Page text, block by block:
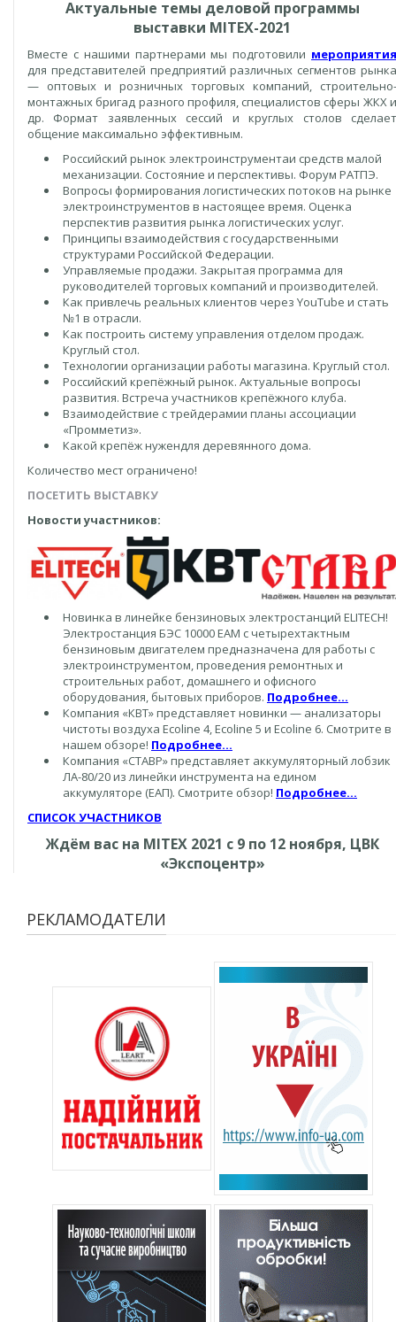
Актуальные темы деловой программы
выставки MITEX-2021
Вместе с нашими партнерами мы подготовили мероприятия
для представителей предприятий различных сегментов рынка
— оптовых и розничных торговых компаний, строительно-
монтажных бригад разного профиля, специалистов сферы ЖКХ и
др. Формат заявленных сессий и круглых столов сделает
общение максимально эффективным.
Российский рынок электроинструментаи средств малой
механизации. Состояние и перспективы. Форум РАТПЭ.
Вопросы формирования логистических потоков на рынке
электроинструментов в настоящее время. Оценка
перспектив развития рынка логистических услуг.
Принципы взаимодействия с государственными
структурами Российской Федерации.
Управляемые продажи. Закрытая программа для
руководителей торговых компаний и производителей.
Как привлечь реальных клиентов через YouTube и стать
№1 в отрасли.
Как построить систему управления отделом продаж.
Круглый стол.
Технологии организации работы магазина. Круглый стол.
Российский крепёжный рынок. Актуальные вопросы
развития. Встреча участников крепёжного клуба.
Взаимодействие с трейдерамии планы ассоциации
«Промметиз».
Какой крепёж нужендля деревянного дома.
Количество мест ограничено!
ПОСЕТИТЬ ВЫСТАВКУ
Новости участников:
Новинка в линейке бензиновых электростанций ELITECH!
Электростанция БЭС 10000 ЕАМ с четырехтактным
бензиновым двигателем предназначена для работы с
электроинструментом, проведения ремонтных и
строительных работ, домашнего и офисного
оборудования, бытовых приборов. Подробнее...
Компания «КВТ» представляет новинки — анализаторы
чистоты воздуха Ecoline 4, Ecoline 5 и Ecoline 6. Смотрите в
нашем обзоре! Подробнее...
Компания «СТАВР» представляет аккумуляторный лобзик
ЛА-80/20 из линейки инструмента на едином
аккумуляторе (ЕАП). Смотрите обзор! Подробнее...
СПИСОК УЧАСТНИКОВ
Ждём вас на MITEX 2021 с 9 по 12 ноября, ЦВК
«Экспоцентр»
РЕКЛАМОДАТЕЛИ